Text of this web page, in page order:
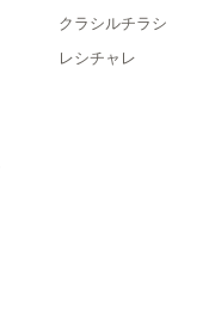
クラシルチラシ
レシチャレ